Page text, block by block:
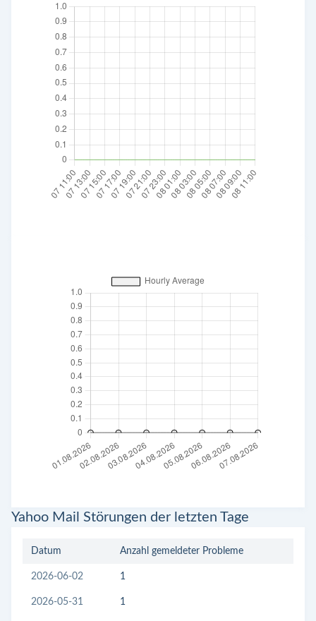
Yahoo Mail Störungen der letzten Tage
Datum Anzahl gemeldeter Probleme
2026-06-02 1
2026-05-31 1